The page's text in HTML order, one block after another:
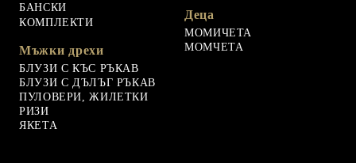
БАНСКИ
КОМПЛЕКТИ
Мъжки дрехи
БЛУЗИ С КЪС РЪКАВ
БЛУЗИ С ДЪЛЪГ РЪКАВ
ПУЛОВЕРИ, ЖИЛЕТКИ
РИЗИ
ЯКЕТА
Деца
МОМИЧЕТА
МОМЧЕТА